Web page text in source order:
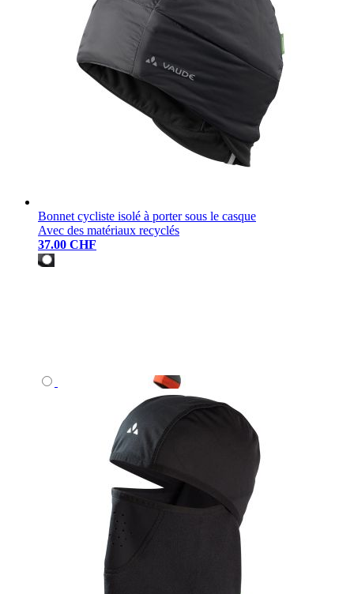
Bonnet cycliste isolé à porter sous le casque
Avec des matériaux recyclés
37.00 CHF